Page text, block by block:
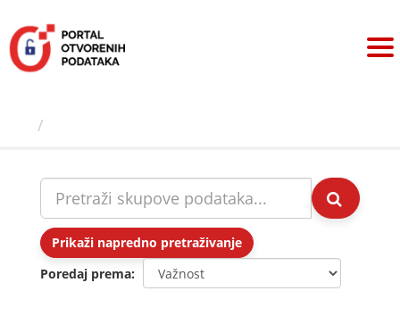
sadržaj
Prikaži napredno pretraživanje
Poredaj prema